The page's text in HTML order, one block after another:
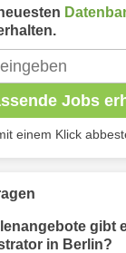
Jobs
einem Klick
gibt
in Berlin?